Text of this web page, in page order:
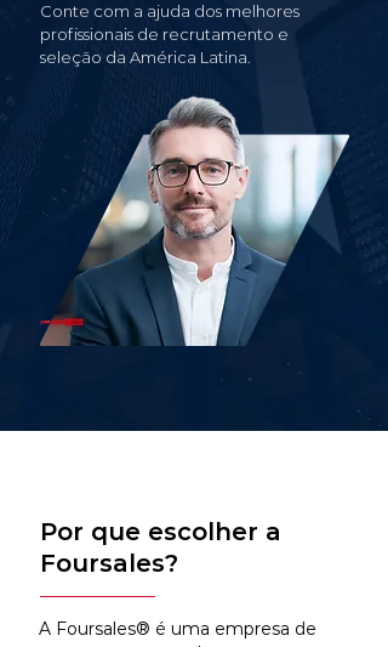
Conte com a ajuda dos melhores
profissionais de recrutamento e
seleção da América Latina.
Por que escolher a
Foursales?
A Foursales® é uma empresa de